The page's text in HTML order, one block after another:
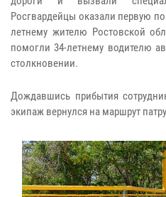
Росгвардейцы оказали первую
летнему жителю Ростовской
помогли 34-летнему водителю
столкновении.
Дождавшись прибытия
экипаж вернулся на маршрут